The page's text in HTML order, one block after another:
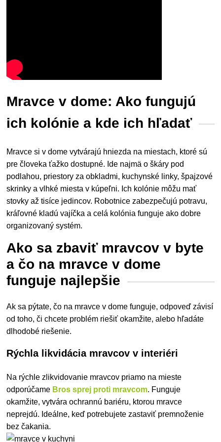
Mravce v dome: Ako fungujú
ich kolónie a kde ich hľadať
Mravce si v dome vytvárajú hniezda na miestach, ktoré sú
pre človeka ťažko dostupné. Ide najmä o škáry pod
podlahou, priestory za obkladmi, kuchynské linky, špajzové
skrinky a vlhké miesta v kúpeľni. Ich kolónie môžu mať
stovky až tisíce jedincov. Robotnice zabezpečujú potravu,
kráľovné kladú vajíčka a celá kolónia funguje ako dobre
organizovaný systém.
Ako sa zbaviť mravcov v byte
a čo na mravce v dome
funguje najlepšie
Ak sa pýtate, čo na mravce v dome funguje, odpoveď závisí
od toho, či chcete problém riešiť okamžite, alebo hľadáte
dlhodobé riešenie.
Rýchla likvidácia mravcov v interiéri
Na rýchle zlikvidovanie mravcov priamo na mieste
odporúčame Bros sprej proti mravcom. Funguje
okamžite, vytvára ochrannú bariéru, ktorou mravce
neprejdú. Ideálne, keď potrebujete zastaviť premnoženie
bez čakania.